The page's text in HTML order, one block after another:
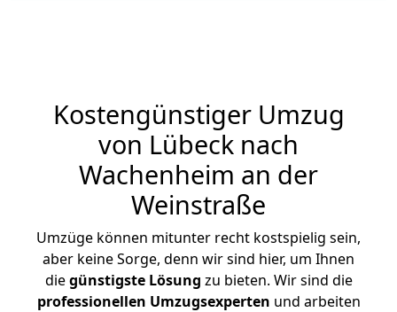
Kostengünstiger Umzug
von Lübeck nach
Wachenheim an der
Weinstraße
Umzüge können mitunter recht kostspielig sein,
aber keine Sorge, denn wir sind hier, um Ihnen
diegünstigste Lösung zu bieten. Wir sind die
professionellen Umzugsexperten und arbeiten